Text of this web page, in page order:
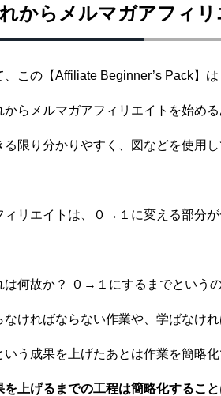
からメルマガアフィ
、この【Affiliate Beginner’s Pack】は
からメルマガアフィリエイトを始める
る限り分かりやすく、図などを使用し
ィリエイトは、０→１に変える部分が
は何故か？ ０→１にするまでという
なければならない作業や、学ばなけ
いう成果を上げたあとは作業を簡略化
を上げるまでの工程は簡略化すること